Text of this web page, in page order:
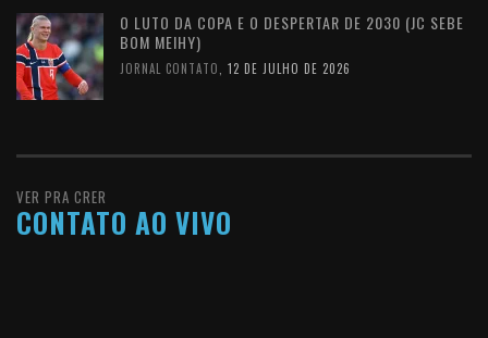
O LUTO DA COPA E O DESPERTAR DE 2030 (JC SEBE
BOM MEIHY)
JORNAL CONTATO 12 DE JULHO DE 2026
VER PRA CRER
CONTATO AO VIVO